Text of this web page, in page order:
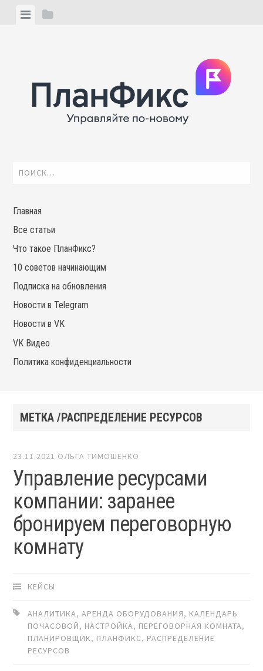
ViewView
Найти:
Главная
Все статьи
Что такое ПланФикс?
10 советов начинающим
Подписка на обновления
Новости в Telegram
Новости в VK
VK Видео
Политика конфиденциальности
МЕТКА /РАСПРЕДЕЛЕНИЕ РЕСУРСОВ
23.11.2021 ОЛЬГА ТИМОШЕНКО
Управление ресурсами
компании: заранее
бронируем переговорную
комнату
КЕЙСЫ
АНАЛИТИКА,АРЕНДА ОБОРУДОВАНИЯ, КАЛЕНДАРЬ
ПОЧАСОВОЙ, НАСТРОЙКА, ПЕРЕГОВОРНАЯ КОМНАТА,
ПЛАНИРОВЩИК, ПЛАНФИКС, РАСПРЕДЕЛЕНИЕ
РЕСУРСОВ